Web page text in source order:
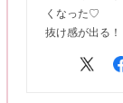
くなった♡
抜け感が出る！